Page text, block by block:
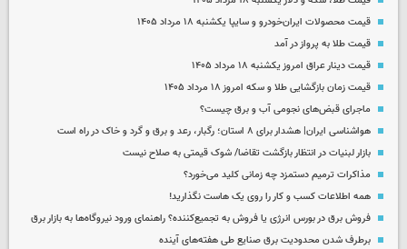
قیمت محصولات ایران‌خودرو و سایپا یکشنبه ۱۸ مرداد ۱۴۰۵
قیمت طلا به پرواز در آمد
قیمت دینار عراق امروز یکشنبه ۱۸ مرداد ۱۴۰۵
قیمت زمان بازگشایی طلا و سکه امروز ۱۸ مرداد ۱۴۰۵
ماجرای قبض‌های نجومی آب و برق چیست؟
هواشناسی ایران| هشدار برای ۸ استان؛ رگبار، رعد و برق و گرد و خاک در راه است
بازار لبنیات در انتظار بازگشت تقاضا/ شوک قیمتی به صلاح نیست
مذاکرات ترمیم دستمزد چه زمانی کلید می‌خورد؟
همه اطلاعات کسب‌ و کار را روی یک هاست نگذارید!
فروش برق در بورس انرژی یا فروش به تجمیع‌کننده؟ راهنمای ورود نیروگاه‌ها به بازار برق
برطرف شدن محدودیت‌ برق صنایع طی هفته‌های آینده